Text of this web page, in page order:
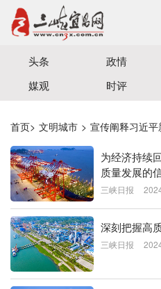
宜昌三峡融媒体中心主办
头条 政情
媒观
时评
首页> 文明城市 > 宣传阐释习近
为经济持续
质量发展的
三峡日报
深刻把握高
三峡日报